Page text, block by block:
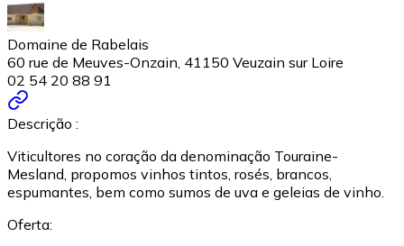
Domaine de Rabelais
60 rue de Meuves-Onzain, 41150 Veuzain sur Loire
02 54 20 88 91
Descrição :
Viticultores no coração da denominação Touraine-
Mesland, propomos vinhos tintos, rosés, brancos,
espumantes, bem como sumos de uva e geleias de vinho.
Oferta: